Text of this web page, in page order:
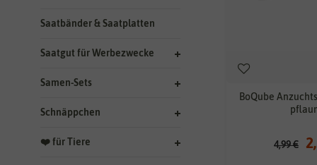
Saatbänder & Saatplatten
Saatgut für Werbezwecke
Samen-Sets
Schnäppchen
❤️ für Tiere
BoQube
4,99 €